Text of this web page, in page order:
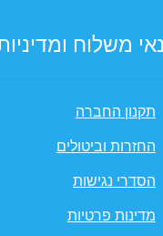
משלוח
תקנון החברה
החזרות וביטולים
הסדרי נגישות
מדינות פרטיות